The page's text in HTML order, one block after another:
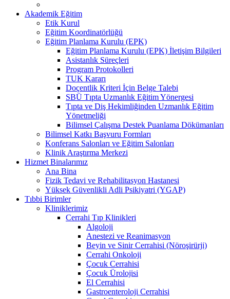
Akademik Eğitim
Etik Kurul
Eğitim Koordinatörlüğü
Eğitim Planlama Kurulu (EPK)
Eğitim Planlama Kurulu (EPK) İletişim Bilgileri
Asistanlık Süreçleri
Program Protokolleri
TUK Kararı
Doçentlik Kriteri İçin Belge Talebi
SBÜ Tıpta Uzmanlık Eğitim Yönergesi
Tıpta ve Diş Hekimliğinden Uzmanlık Eğitim
Yönetmeliği
Bilimsel Çalışma Destek Puanlama Dökümanları
Bilimsel Katkı Başvuru Formları
Konferans Salonları ve Eğitim Salonları
Klinik Araştırma Merkezi
Hizmet Binalarımız
Ana Bina
Fizik Tedavi ve Rehabilitasyon Hastanesi
Yüksek Güvenlikli Adli Psikiyatri (YGAP)
Tıbbi Birimler
Kliniklerimiz
Cerrahi Tıp Klinikleri
Algoloji
Anestezi ve Reanimasyon
Beyin ve Sinir Cerrahisi (Nöroşirürji)
Cerrahi Onkoloji
Çocuk Cerrahisi
Çocuk Ürolojisi
El Cerrahisi
Gastroenteroloji Cerrahisi